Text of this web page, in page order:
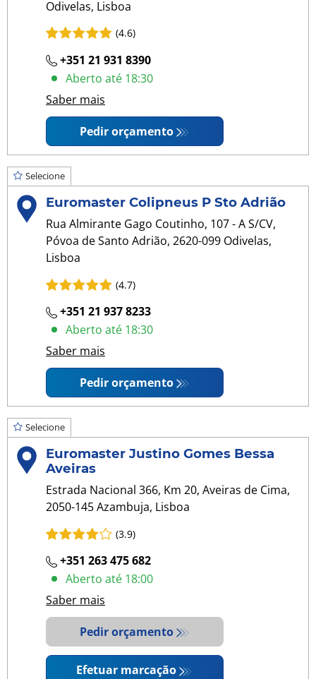
Odivelas, Lisboa
(4.6)
+351 21 931 8390
Aberto até 18:30
Saber mais
Pedir orçamento
Selecione
Euromaster Colipneus P Sto Adrião
Rua Almirante Gago Coutinho, 107 - A S/CV,
Póvoa de Santo Adrião, 2620-099 Odivelas,
Lisboa
(4.7)
+351 21 937 8233
Aberto até 18:30
Saber mais
Pedir orçamento
Selecione
Euromaster Justino Gomes Bessa
Aveiras
Estrada Nacional 366, Km 20, Aveiras de Cima,
2050-145 Azambuja, Lisboa
(3.9)
+351 263 475 682
Aberto até 18:00
Saber mais
Pedir orçamento
Efetuar marcação